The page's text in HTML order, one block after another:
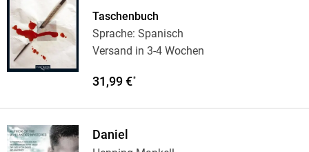
Taschenbuch
Sprache: Spanisch
Versand in 3-4 Wochen
31,99 €*
Daniel